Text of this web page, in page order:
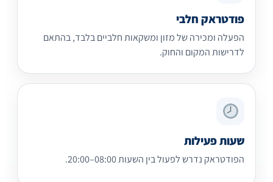
פודטראק חלבי
הפעלה ומכירה של מזון ומשקאות חלביים בלבד, בהתאם
לדרישות המקום והחוק.
שעות פעילות
הפודטראק נדרש לפעול בין השעות 08:00–20:00.